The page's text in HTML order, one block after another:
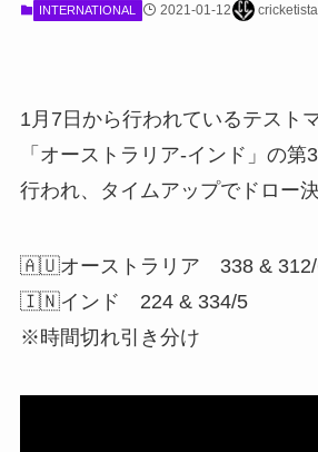
INTERNATIONAL 2021-01-12 cricketista
1月7日から行われているテスト
「オーストラリア-インド」の
行われ、タイムアップでドロー
🇦🇺オーストラリア 338 & 312/
🇮🇳インド 224 & 334/5
※時間切れ引き分け